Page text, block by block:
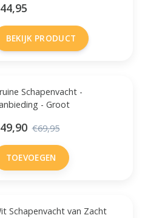
BEKIJK PRODUCT
Schapenvacht -
- Groot
€69,95
TOEVOEGEN
Schapenvacht van Zacht